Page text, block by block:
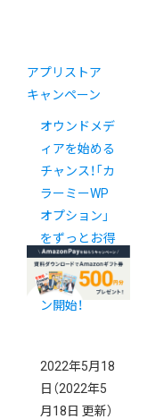
アプリストア
キャンペーン
オウンドメデ
ィアを始める
チャンス！「カ
ラーミーWP
オプション」
をずっとお得
な値段で使え
るキャンペー
ン開始！
2022年5月18
日 （2022年5
月18日 更新）